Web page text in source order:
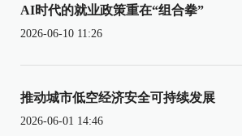
AI时代的就业政策重在“组合拳”
2026-06-10 11:26
推动城市低空经济安全可持续发展
2026-06-01 14:46